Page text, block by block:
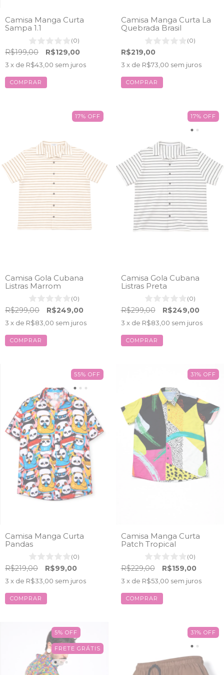
Camisa Manga Curta
Sampa 1.1
(0)
R$199,00 R$129,00
3 x de R$43,00 sem juros
COMPRAR
Camisa Manga Curta La
Quebrada Brasil
(0)
R$219,00
3 x de R$73,00 sem juros
COMPRAR
17% OFF
Camisa Gola Cubana
Listras Marrom
(0)
R$299,00 R$249,00
3 x de R$83,00 sem juros
COMPRAR
17% OFF
Camisa Gola Cubana
Listras Preta
(0)
R$299,00 R$249,00
3 x de R$83,00 sem juros
COMPRAR
55% OFF
Camisa Manga Curta
Pandas
(0)
R$219,00 R$99,00
3 x de R$33,00 sem juros
COMPRAR
31% OFF
Camisa Manga Curta
Patch Tropical
(0)
R$229,00 R$159,00
3 x de R$53,00 sem juros
COMPRAR
5% OFF
FRETE GRÁTIS
31% OFF